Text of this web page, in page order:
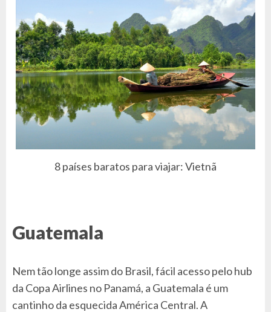
8 países baratos para viajar: Vietnã
Guatemala
Nem tão longe assim do Brasil, fácil acesso pelo hub
da Copa Airlines no Panamá, a Guatemala é um
cantinho da esquecida América Central. A